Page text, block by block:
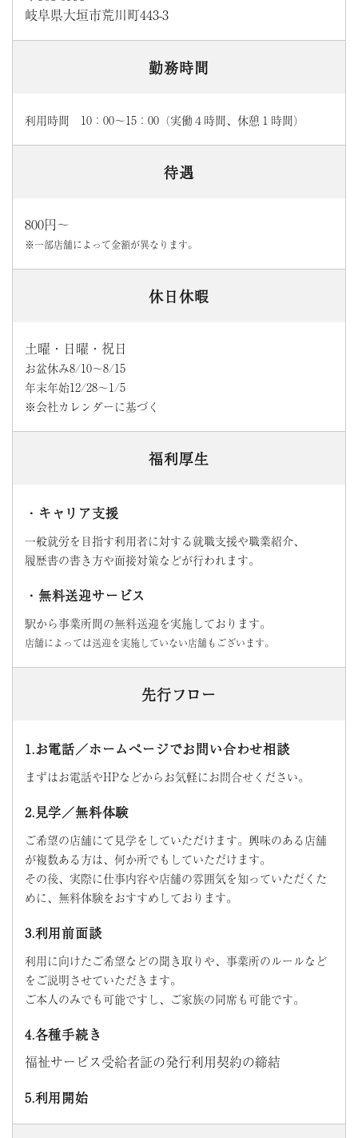
岐阜県大垣市荒川町443-3
勤務時間
利用時間 10：00～15：00（実働４時間、休憩１時間）
待遇
800円〜
※一部店舗によって金額が異なります。
休日休暇
土曜・日曜・祝日
お盆休み8/10～8/15
年末年始12/28～1/5
※会社カレンダーに基づく
福利厚生
・キャリア支援
一般就労を目指す利用者に対する就職支援や職業紹介、
履歴書の書き方や面接対策などが行われます。
・無料送迎サービス
駅から事業所間の無料送迎を実施しております。
店舗によっては送迎を実施していない店舗もございます。
先行フロー
1.お電話／ホームぺージでお問い合わせ相談
まずはお電話やHPなどからお気軽にお問合せください。
2.見学／無料体験
ご希望の店舗にて見学をしていただけます。興味のある店舗
が複数ある方は、何か所でもしていただけます。
その後、実際に仕事内容や店舗の雰囲気を知っていただくた
めに、無料体験をおすすめしております。
3.利用前面談
利用に向けたご希望などの聞き取りや、事業所のルールなど
をご説明させていただきます。
ご本人のみでも可能ですし、ご家族の同席も可能です。
4.各種手続き
福祉サービス受給者証の発行利用契約の締結
5.利用開始